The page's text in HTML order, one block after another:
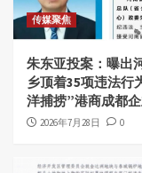
传媒聚焦
朱东亚投案：曝出
乡顶着35项违法行
洋捕捞”港商成都
2026年7月28日 0